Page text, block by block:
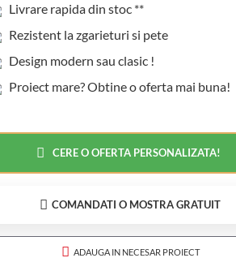
Livrare rapida din stoc **
Rezistent la zgarieturi si pete
Design modern sau clasic !
Proiect mare? Obtine o oferta mai buna!
CERE O OFERTA PERSONALIZATA!
COMANDATI O MOSTRA GRATUIT
ADAUGA IN NECESAR PROIECT